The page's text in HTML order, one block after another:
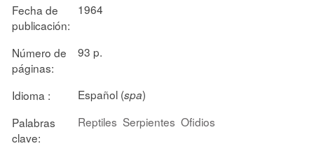
Fecha de
publicación:
1964
Número de
páginas:
93 p.
Idioma : Español (spa)
Palabras
clave:
Reptiles Serpientes Ofidios